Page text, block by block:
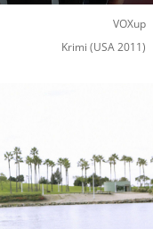
VOXup
Krimi (USA 2011)